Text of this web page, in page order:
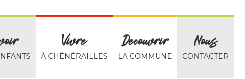
Vivre
À CHÉNÉRAILLES
Decouvrir
LA COMMUNE
Nous
CONTACTER